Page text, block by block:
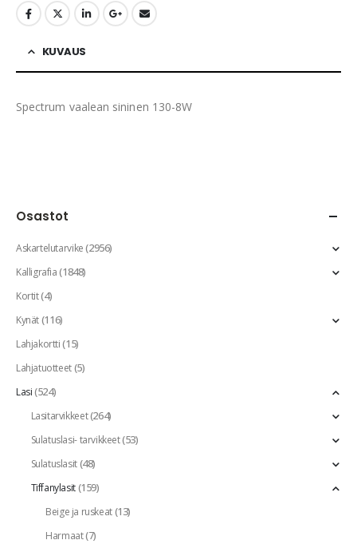
KUVAUS
Spectrum vaalean sininen 130-8W
Osastot
Askartelutarvike(2956)
Kalligrafia(1848)
Kortit(4)
Kynät(116)
Lahjakortti(15)
Lahjatuotteet(5)
Lasi(524)
Lasitarvikkeet(264)
Sulatuslasi- tarvikkeet(53)
Sulatuslasit(48)
Tiffanylasit(159)
Beige ja ruskeat(13)
Harmaat(7)